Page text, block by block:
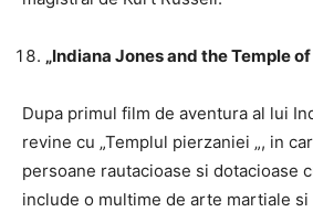
„Indiana Jones and the Temple
Dupa primul film de aventura al lui
revine cu „Templul pierzaniei „, in
persoane rautacioase si dotacioase
include o multime de arte martiale